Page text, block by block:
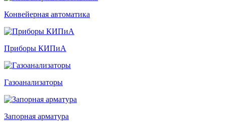
Конвейерная автоматика
Приборы КИПиА
Газоанализаторы
Запорная арматура